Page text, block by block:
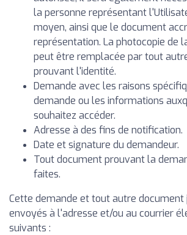
la personne représentant
moyen, ainsi que le document
représentation. La photocopie de
peut être remplacée par tout
prouvant l'identité.
Demande avec les raisons
demande ou les informations
souhaitez accéder.
Adresse à des fins de notification.
Date et signature du demandeur.
Tout document prouvant la
faites.
Cette demande et tout autre document
envoyés à l'adresse et/ou au courrier
suivants :